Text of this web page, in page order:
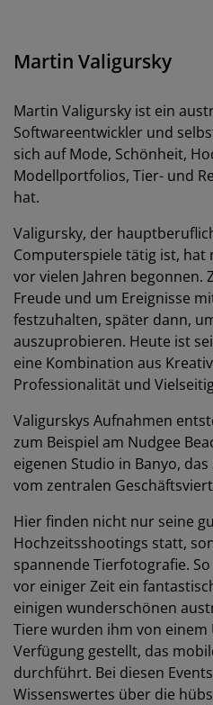
Martin Valigursky
Martin Valigursky ist ein
Softwareentwickler und
sich auf Mode, Schönheit,
Modellportfolios, Tier- und
hat.
Valigursky, der
Computerspiele tätig ist,
vor vielen Jahren begonnen.
Freude und um Ereignisse
festzuhalten, später dann,
auszuprobieren. Heute ist
eine Kombination aus
Professionalität und
Valigurskys Aufnahmen
zum Beispiel am Nudgee
eigenen Studio in Banyo,
vom zentralen
Hier finden nicht nur seine
Hochzeitsshootings statt,
spannende Tierfotografie.
vor einiger Zeit ein
einigen wunderschönen
Tiere wurden ihm von
Verfügung gestellt, das
durchführt. Bei diesen
Wissenswertes über die